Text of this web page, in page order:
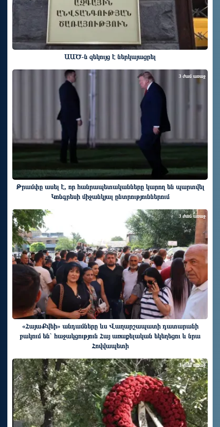
ԱԱԾ-ն զեկույց է ներկայացրել
Թրամփը ասել է, որ հանրապետականները կարող են պարտվել
Կոնգրեսի միջանկյալ ընտրություններում
3 ժամ առաջ
«ՀայաՔվեի» անդամները ևս Վաղարշապատի դատարանի
բակում են` հաջակցություն Հայ առաքելական եկեղեցու և նրա
Հովվապետի
3 ժամ առաջ
3 ժամ առաջ